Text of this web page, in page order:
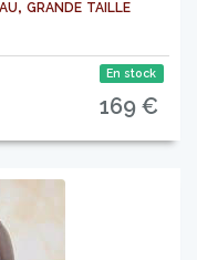
grande taille
En stock
169 €